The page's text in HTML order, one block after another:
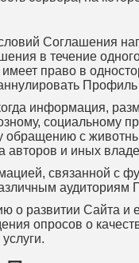
Соглашения
в течение
право в
Профиль
информация,
социальному
обращению с
и иных
связанной с
аудиториям
развитии Сайта и
опросов о